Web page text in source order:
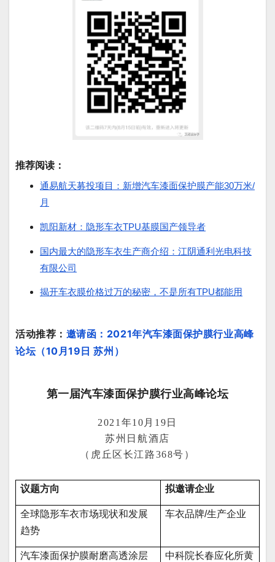
推荐阅读：
通易航天募投项目：新增汽车漆面保护膜产能30万米/
月
凯阳新材：隐形车衣TPU基膜国产领导者
国内最大的隐形车衣生产商介绍：江阴通利光电科技
有限公司
揭开车衣膜价格过万的秘密，不是所有TPU都能用
活动推荐： 邀请函：2021年汽车漆面保护膜行业高峰
论坛（10月19日 苏州）
第一届汽车漆面保护膜行业高峰论坛
2021年10月19日
苏州日航酒店
（虎丘区长江路368号）
议题方向 拟邀请企业
全球隐形车衣市场现状和发展
趋势
车衣品牌/生产企业
汽车漆面保护膜耐磨高透涂层
中科院长春应化所黄